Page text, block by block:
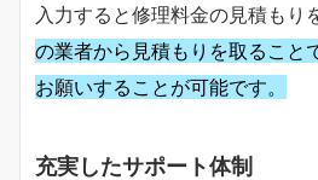
入力すると修理料金の見積もり
の業者から見積もりを取ること
お願いすることが可能です。
充実したサポート体制